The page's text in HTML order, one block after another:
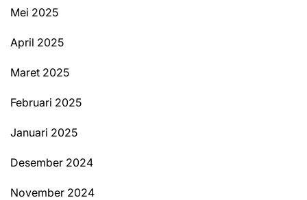
Mei 2025
April 2025
Maret 2025
Februari 2025
Januari 2025
Desember 2024
November 2024